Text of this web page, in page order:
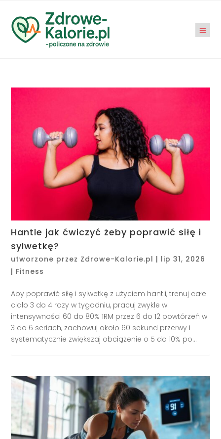
Hantle jak ćwiczyć żeby poprawić siłę i
sylwetkę?
utworzone przez Zdrowe-Kalorie.pl | lip 31, 2026
| Fitness
Aby poprawić siłę i sylwetkę z użyciem hantli, trenuj całe
ciało 3 do 4 razy w tygodniu, pracuj zwykle w
intensywności 60 do 80% 1RM przez 6 do 12 powtórzeń w
3 do 6 seriach, zachowuj około 60 sekund przerwy i
systematycznie zwiększaj obciążenie o 5 do 10% po...